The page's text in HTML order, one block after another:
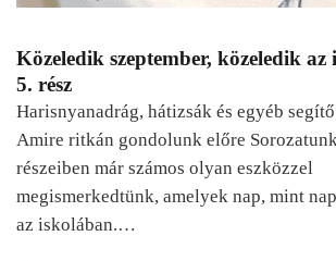
Közeledik szeptember, közeledik az
5. rész
Harisnyanadrág, hátizsák és egyéb
Amire ritkán gondolunk előre
részeiben már számos olyan eszközzel
megismerkedtünk, amelyek nap, mint
az iskolában.…